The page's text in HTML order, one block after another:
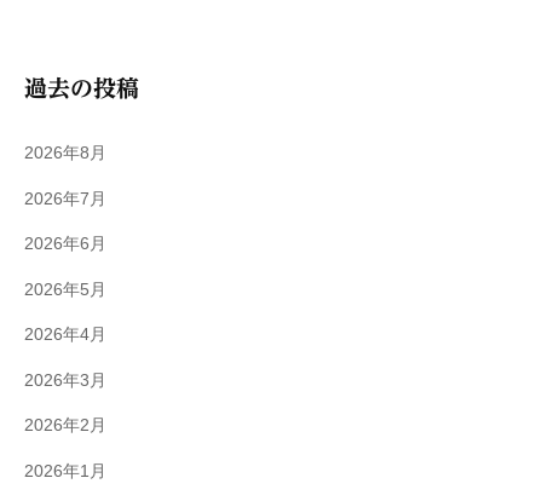
過去の投稿
2026年8月
2026年7月
2026年6月
2026年5月
2026年4月
2026年3月
2026年2月
2026年1月